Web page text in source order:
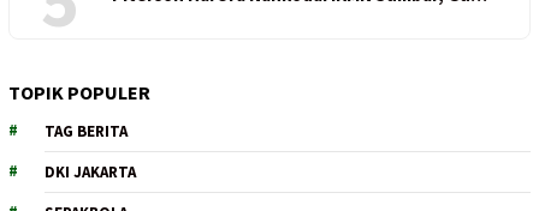
TOPIK POPULER
TAG BERITA
DKI JAKARTA